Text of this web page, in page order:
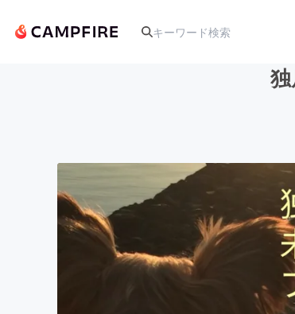
アート・写真
テクノロジー・ガジェット